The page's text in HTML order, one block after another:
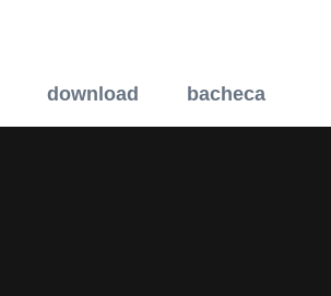
download bacheca